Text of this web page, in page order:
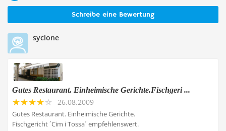
Schreibe eine Bewertung
syclone
Gutes Restaurant. Einheimische Gerichte.Fischgeri ...
26.08.2009
Gutes Restaurant. Einheimische Gerichte.
Fischgericht ´Cim i Tossa´ empfehlenswert.